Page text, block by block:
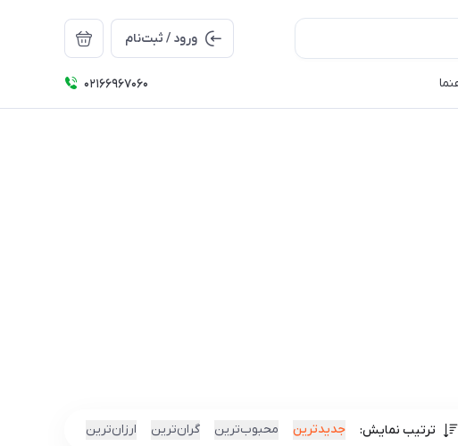
ورود / ثبت‌نام
۰۲۱66967060
ترتیب نمایش: جدیدترین محبوب‌ترین گران‌ترین ارزان‌ترین